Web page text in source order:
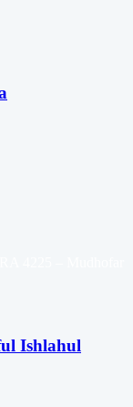
Ishlahul